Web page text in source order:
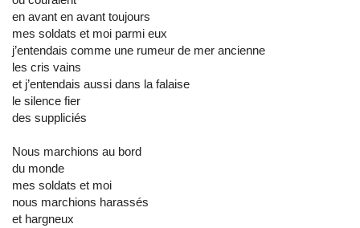
en avant en avant toujours
mes soldats et moi parmi eux
j’entendais comme une rumeur de mer ancienne
les cris vains
et j’entendais aussi dans la falaise
le silence fier
des suppliciés
Nous marchions au bord
du monde
mes soldats et moi
nous marchions harassés
et hargneux